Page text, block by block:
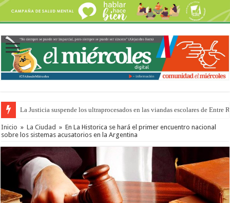
La Justicia suspende los ultraprocesados en las viandas escolares de Entre
Se presentará la obra “La Runfla de los Macanos”
Inicio » La Ciudad » En La Historica se hará el primer encuentro nacional
sobre los sistemas acusatorios en la Argentina